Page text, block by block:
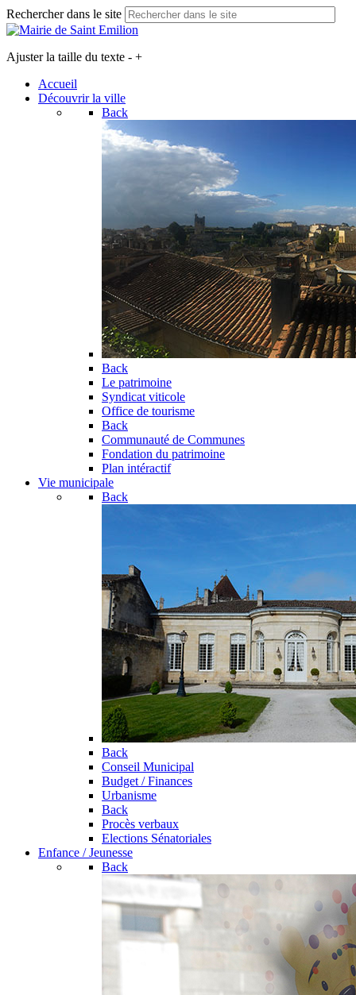
Rechercher dans le site
Ajuster la taille du texte - +
Accueil
Découvrir la ville
Back
Back
Le patrimoine
Syndicat viticole
Office de tourisme
Back
Communauté de Communes
Fondation du patrimoine
Plan intéractif
Vie municipale
Back
Back
Conseil Municipal
Budget / Finances
Urbanisme
Back
Procès verbaux
Elections Sénatoriales
Enfance / Jeunesse
Back